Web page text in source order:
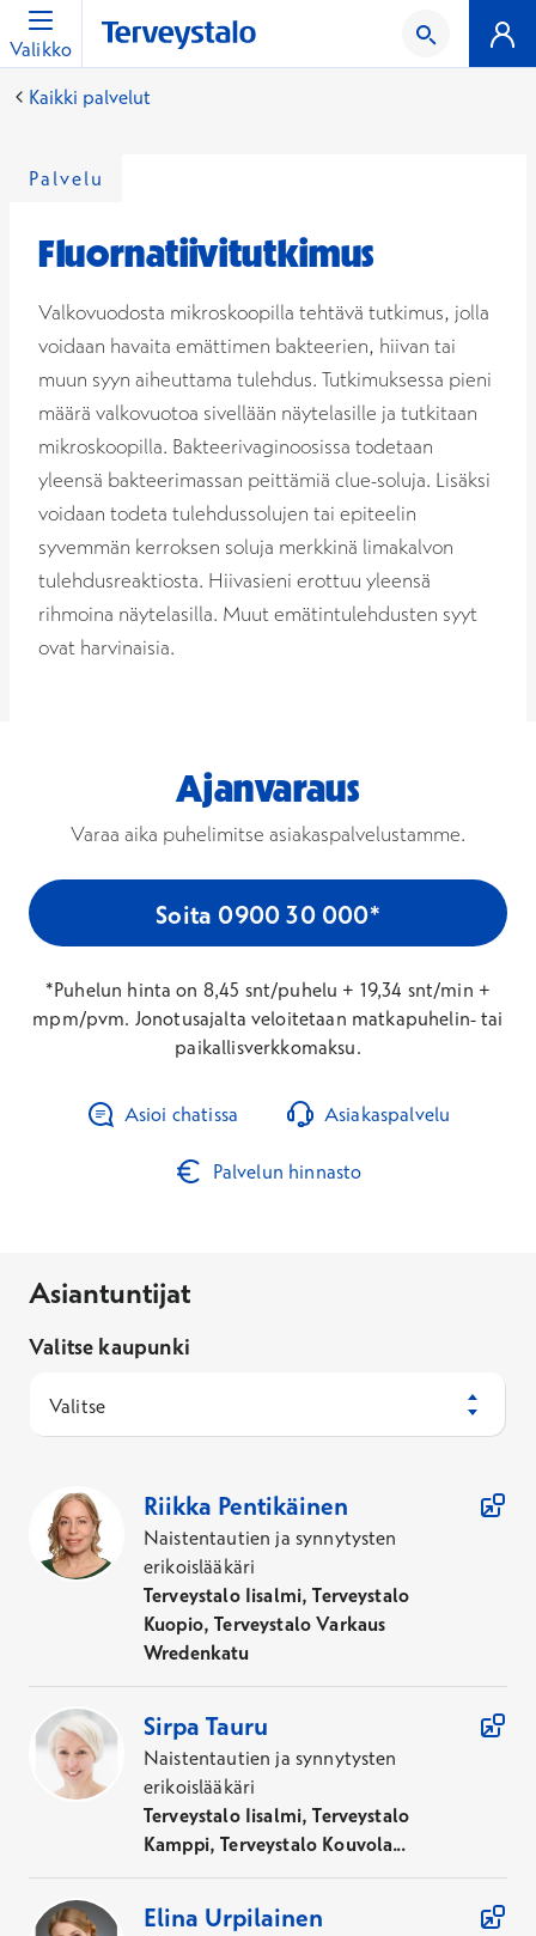
Valikko
Kaikki palvelut
Palvelu
Fluornatiivitutkimus
Valkovuodosta mikroskoopilla tehtävä tutkimus, jolla
voidaan havaita emättimen bakteerien, hiivan tai
muun syyn aiheuttama tulehdus. Tutkimuksessa pieni
määrä valkovuotoa sivellään näytelasille ja tutkitaan
mikroskoopilla. Bakteerivaginoosissa todetaan
yleensä bakteerimassan peittämiä clue-soluja. Lisäksi
voidaan todeta tulehdussolujen tai epiteelin
syvemmän kerroksen soluja merkkinä limakalvon
tulehdusreaktiosta. Hiivasieni erottuu yleensä
rihmoina näytelasilla. Muut emätintulehdusten syyt
ovat harvinaisia.
Ajanvaraus
Varaa aika puhelimitse asiakaspalvelustamme.
Soita 0900 30 000*
*Puhelun hinta on 8,45 snt/puhelu + 19,34 snt/min +
mpm/pvm. Jonotusajalta veloitetaan matkapuhelin- tai
paikallisverkkomaksu.
Asioi chatissa Asiakaspalvelu
Palvelun hinnasto
Asiantuntijat
Valitse kaupunki
Valitse
Riikka Pentikäinen
Naistentautien ja synnytysten
erikoislääkäri
Terveystalo Iisalmi, Terveystalo
Kuopio, Terveystalo Varkaus
Wredenkatu
Sirpa Tauru
Naistentautien ja synnytysten
erikoislääkäri
Terveystalo Iisalmi, Terveystalo
Kamppi, Terveystalo Kouvola...
Elina Urpilainen